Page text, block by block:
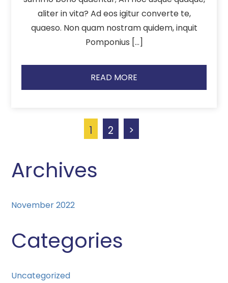
aliter in vita? Ad eos igitur converte te,
quaeso. Non quam nostram quidem, inquit
Pomponius […]
READ MORE
1 2 >
Archives
November 2022
Categories
Uncategorized